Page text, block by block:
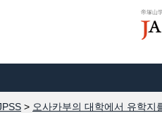
帝塚山
> 오사카부의 대학에서 유학지